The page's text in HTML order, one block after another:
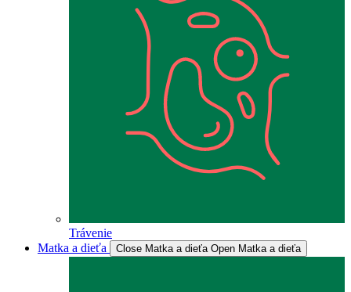
Trávenie
Matka a dieťa
Close Matka a dieťa Open Matka a dieťa